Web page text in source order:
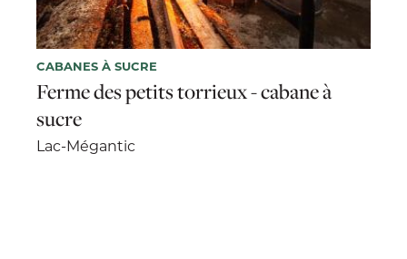
CABANES À SUCRE
Ferme des petits torrieux - cabane à
sucre
Lac-Mégantic